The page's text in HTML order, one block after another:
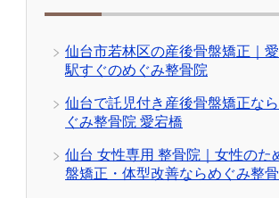
仙台市若林区の産後骨盤矯正｜
駅すぐのめぐみ整骨院
仙台で託児付き産後骨盤矯正な
ぐみ整骨院 愛宕橋
仙台 女性専用 整骨院｜女性のた
盤矯正・体型改善ならめぐみ整